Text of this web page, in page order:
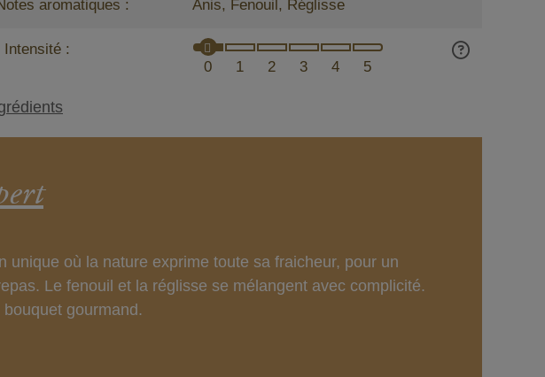
aromatiques : Anis, Fenouil, Réglisse
Intensité :
0
1 2 3 4 5
unique où la nature exprime toute sa fraicheur, pour un
Le fenouil et la réglisse se mélangent avec complicité.
gourmand.